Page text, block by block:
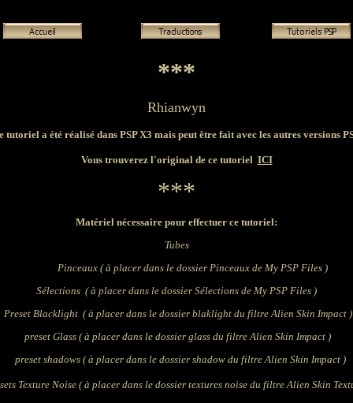
***
Rhianwyn
tutoriel a été réalisé dans PSP X3 mais peut être fait avec les autres versions
Vous trouverez l'original de ce tutoriel ICI
***
Matériel nécessaire pour effectuer ce tutoriel:
Tubes
Pinceaux( à placer dans le dossier Pinceaux de My PSP Files )
Sélections (à placer dans le dossier Sélections de My PSP Files )
Preset Blacklight ( à placer dans le dossier blaklight du filtre Alien Skin Impact )
preset Glass ( à placer dans le dossier glass du filtre Alien Skin Impact )
preset shadows ( à placer dans le dossier shadow du filtre Alien Skin Impact )
Texture Noise ( à placer dans le dossier textures noise du filtreAlien Skin